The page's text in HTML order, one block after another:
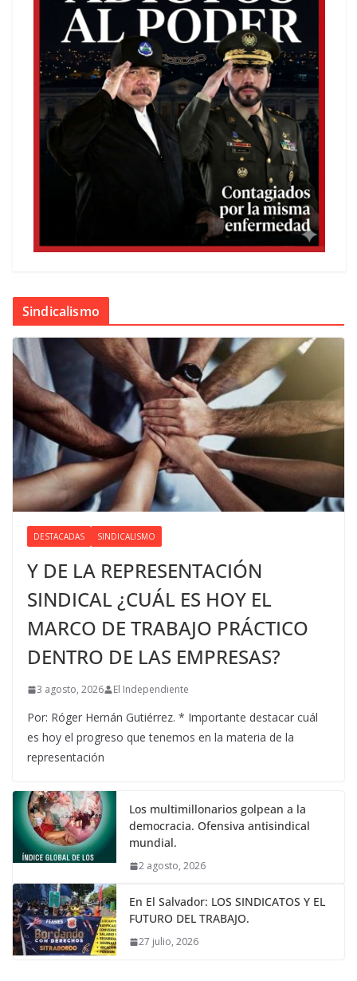
Sindicalismo
DESTACADAS SINDICALISMO
Y DE LA REPRESENTACIÓN
SINDICAL ¿CUÁL ES HOY EL
MARCO DE TRABAJO PRÁCTICO
DENTRO DE LAS EMPRESAS?
3 agosto, 2026 El Independiente
Por: Róger Hernán Gutiérrez. * Importante destacar cuál
es hoy el progreso que tenemos en la materia de la
representación
Los multimillonarios golpean a la
democracia. Ofensiva antisindical
mundial.
2 agosto, 2026
En El Salvador: LOS SINDICATOS Y EL
FUTURO DEL TRABAJO.
27 julio, 2026